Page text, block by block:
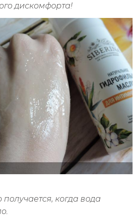
дискомфорта!
получается, когда вода